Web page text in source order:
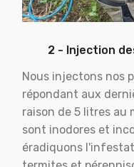
2 - Injection
Nous injectons nos
répondant aux
raison de 5 litres au
sont inodores et
éradiquons